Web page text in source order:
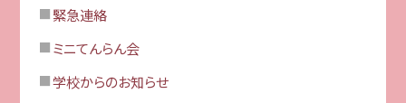
緊急連絡
ミニてんらん会
学校からのお知らせ